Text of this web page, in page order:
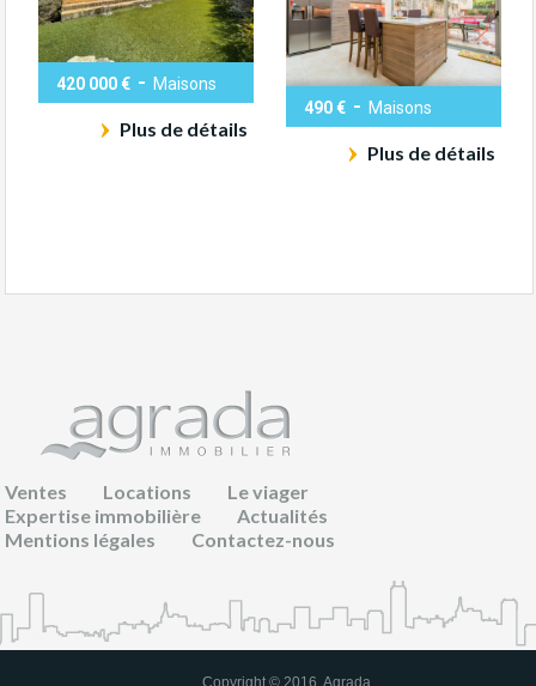
420 000 € - Maisons
Plus de détails
490 € - Maisons
Plus de détails
Ventes Locations
Le viager
Expertise immobilière
Actualités
Mentions légales
Contactez-nous